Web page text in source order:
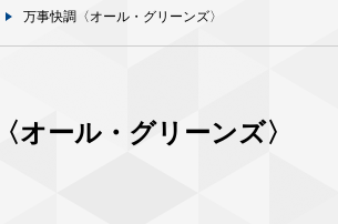
万事快調〈オール・グリーンズ〉
オール・グリーンズ〉